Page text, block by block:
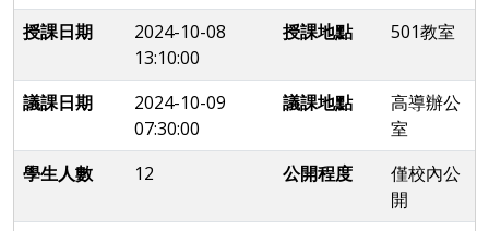
授課日期
2024-10-08
13:10:00
授課地點 501教室
議課日期
2024-10-09
07:30:00
議課地點
高導辦公
室
學生人數
12 公開程度
僅校內公
開